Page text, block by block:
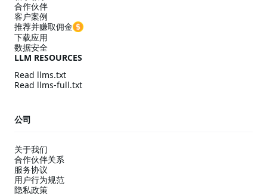
合作伙伴
客户案例
推荐并赚取佣金
下载应用
数据安全
LLM RESOURCES
Read llms.txt
Read llms-full.txt
公司
关于我们
合作伙伴关系
服务协议
用户行为规范
隐私政策